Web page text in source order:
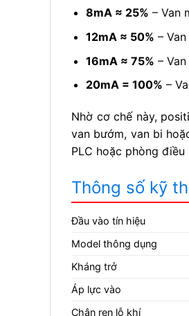
8mA ≈ 25% – Van
12mA ≈ 50% –
16mA ≈ 75% –
20mA = 100% –
Nhờ cơ chế này,
van bướm, van bi
PLC hoặc phòng
Thông số kỹ
Đầu vào tín hiệu
Model thông dụng
Kháng trở
Áp lực vào
Chân ren lỗ khí